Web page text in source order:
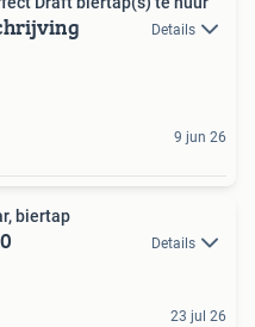
Details
9 jun 26
biertap
Details
23 jul 26